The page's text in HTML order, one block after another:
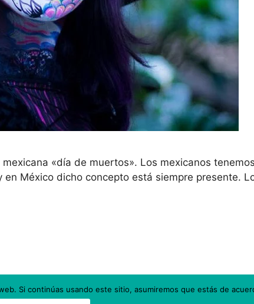
«día de muertos». Los mexicanos
México dicho concepto está siempre presente.
Más información sobre las cookies
Si continúas usando este sitio, asumiremos que estás de